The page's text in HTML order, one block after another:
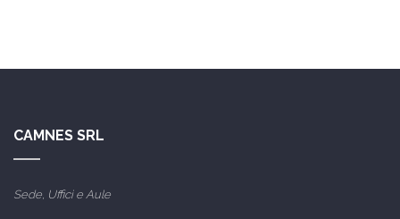
CAMNES SRL
Sede, Uffici e Aule